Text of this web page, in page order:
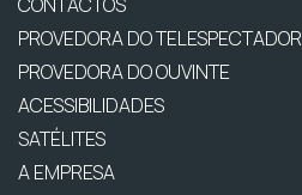
PROVEDORA DO TELESPECTADOR
PROVEDORA DO OUVINTE
ACESSIBILIDADES
SATÉLITES
A EMPRESA